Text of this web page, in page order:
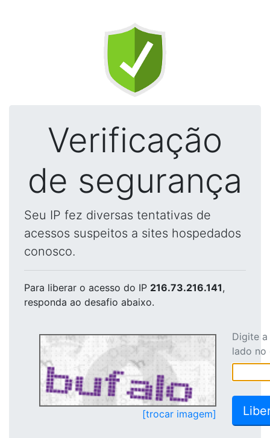
Verificação
de segurança
Seu IP fez diversas tentativas de
acessos suspeitos a sites hospedados
conosco.
Para liberar o acesso do IP 216.73.216.141,
responda ao desafio abaixo.
[trocar imagem]
Digite
lado no